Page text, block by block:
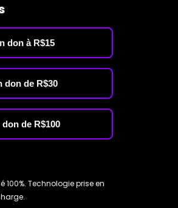
don à R$15
don de R$30
de R$100
100%. Technologie prise en